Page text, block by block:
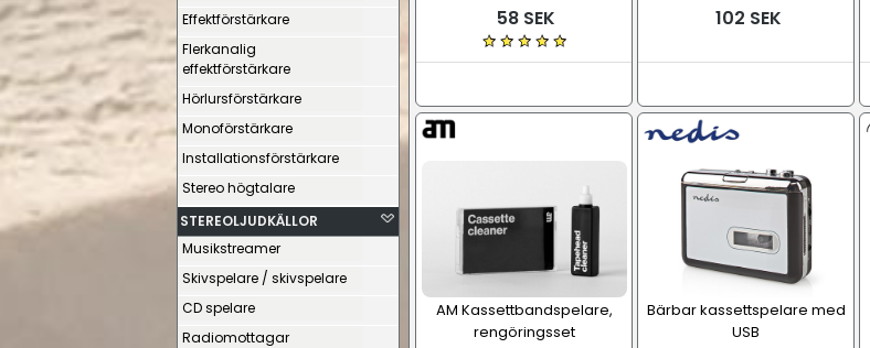
Effektförstärkare
Flerkanalig
effektförstärkare
Hörlursförstärkare
Monoförstärkare
Installationsförstärkare
Stereo högtalare
STEREOLJUDKÄLLOR
Musikstreamer
Skivspelare / skivspelare
CD spelare
Radiomottagar
58 SEK 102 SEK
AM Kassettbandspelare,
rengöringsset
Bärbar kassettspelare med
USB